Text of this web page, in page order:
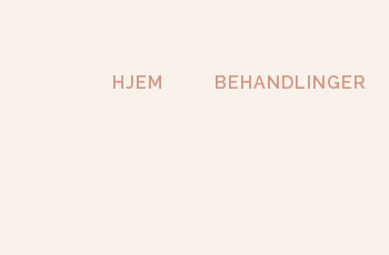
HJEM BEHANDLINGER
Fotterapi
Permanent Make-up